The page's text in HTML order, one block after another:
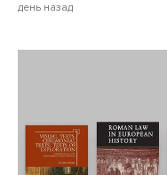
день назад